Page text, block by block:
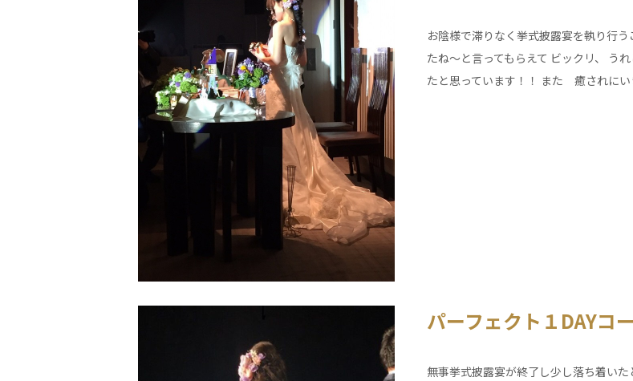
お陰様で滞りなく挙式披露宴を執り行
たね～と言ってもらえて ビックリ、 う
たと思っています！！ また 癒されに
パーフェクト１DAYコ
無事挙式披露宴が終了し少し落ち着い